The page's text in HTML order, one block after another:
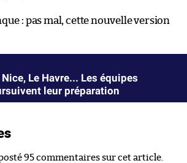
: pas mal, cette nouvelle version
Le Havre... Les équipes
leur préparation
95 commentaires sur cet article.